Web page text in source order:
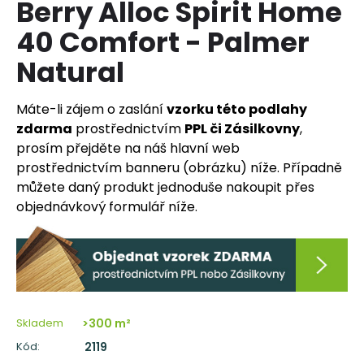
Berry Alloc Spirit Home
40 Comfort - Palmer
Natural
Máte-li zájem o zaslánívzorku této podlahy
zdarma prostřednictvím PPL či Zásilkovny,
prosím přejděte na náš hlavní web
prostřednictvím banneru (obrázku) níže. Případně
můžete daný produkt jednoduše nakoupit přes
objednávkový formulář níže.
Skladem >300 m²
Kód: 2119
a
j
í
t
?
HLEDAT
D
o
p
r
u